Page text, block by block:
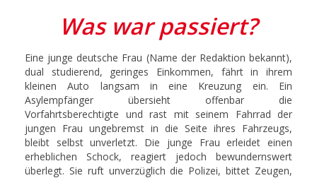
Was war passiert?
Eine junge deutsche Frau (Name der Redaktion bekannt),
dual studierend, geringes Einkommen, fährt in ihrem
kleinen Auto langsam in eine Kreuzung ein. Ein
Asylempfänger übersieht offenbar die
Vorfahrtsberechtigte und rast mit seinem Fahrrad der
jungen Frau ungebremst in die Seite ihres Fahrzeugs,
bleibt selbst unverletzt. Die junge Frau erleidet einen
erheblichen Schock, reagiert jedoch bewundernswert
überlegt. Sie ruft unverzüglich die Polizei, bittet Zeugen,